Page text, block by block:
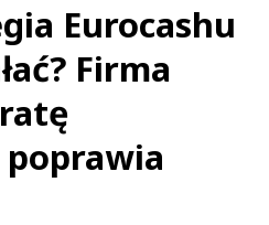
Eurocashu
Firma